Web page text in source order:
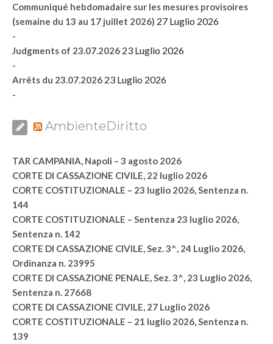
Communiqué hebdomadaire sur les mesures provisoires
(semaine du 13 au 17 juillet 2026) 27 Luglio 2026
-
Judgments of 23.07.2026 23 Luglio 2026
-
Arrêts du 23.07.2026 23 Luglio 2026
-
AmbienteDiritto
TAR CAMPANIA, Napoli – 3 agosto 2026
CORTE DI CASSAZIONE CIVILE, 22 luglio 2026
CORTE COSTITUZIONALE – 23 luglio 2026, Sentenza n.
144
CORTE COSTITUZIONALE – Sentenza 23 luglio 2026,
Sentenza n. 142
CORTE DI CASSAZIONE CIVILE, Sez. 3^, 24 Luglio 2026,
Ordinanza n. 23995
CORTE DI CASSAZIONE PENALE, Sez. 3^, 23 Luglio 2026,
Sentenza n. 27668
CORTE DI CASSAZIONE CIVILE, 27 Luglio 2026
CORTE COSTITUZIONALE – 21 luglio 2026, Sentenza n.
139